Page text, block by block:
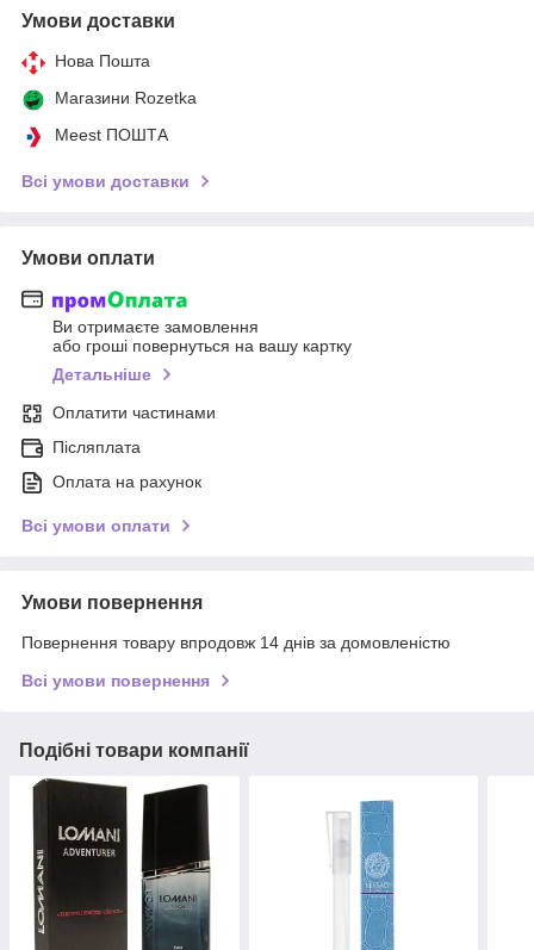
Умови доставки
Нова Пошта
Магазини Rozetka
Meest ПОШТА
Всі умови доставки
Умови оплати
Ви отримаєте замовлення
або гроші повернуться на вашу картку
Детальніше
Оплатити частинами
Післяплата
Оплата на рахунок
Всі умови оплати
Умови повернення
Повернення товару впродовж 14 днів за домовленістю
Всі умови повернення
Подібні товари компанії